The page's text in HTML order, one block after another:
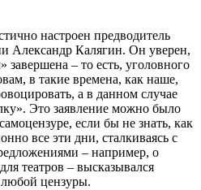
настроен предводитель
Александр Калягин. Он уверен,
завершена – то есть, уголовного
в такие времена, как наше,
а в данном случае
Это заявление можно было
если бы не знать, как
все эти дни, сталкиваясь с
– например, о
театров – высказывался
цензуры.